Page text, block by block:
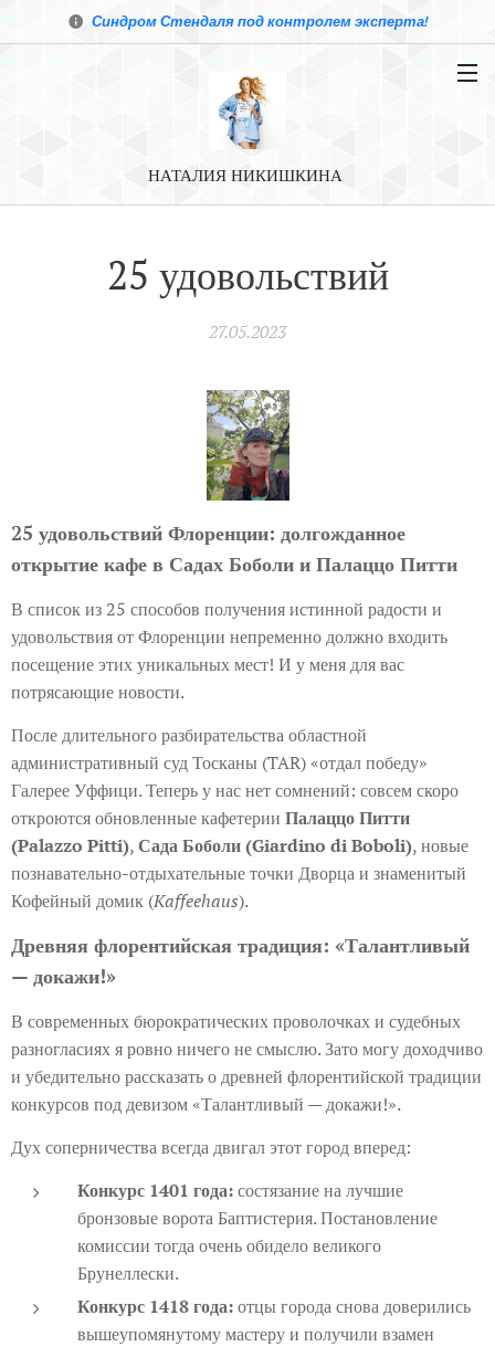
Синдром Стендаля под контролем эксперта!
НАТАЛИЯ НИКИШКИНА
25 удовольствий
27.05.2023
25 удовольствий Флоренции: долгожданное
открытие кафе в Садах Боболи и Палаццо Питти
В список из 25 способов получения истинной радости и
удовольствия от Флоренции непременно должно входить
посещение этих уникальных мест! И у меня для вас
потрясающие новости.
После длительного разбирательства областной
административный суд Тосканы (TAR) «отдал победу»
Галерее Уффици. Теперь у нас нет сомнений: совсем скоро
откроются обновленные кафетерии Палаццо Питти
(Palazzo Pitti),Сада Боболи (Giardino di Boboli), новые
познавательно-отдыхательные точки Дворца и знаменитый
Кофейный домик (Kaffeehaus).
Древняя флорентийская традиция: «Талантливый
— докажи!»
В современных бюрократических проволочках и судебных
разногласиях я ровно ничего не смыслю. Зато могу доходчиво
и убедительно рассказать о древней флорентийской традиции
конкурсов под девизом «Талантливый — докажи!».
Дух соперничества всегда двигал этот город вперед:
Конкурс 1401 года:состязание на лучшие
бронзовые ворота Баптистерия. Постановление
комиссии тогда очень обидело великого
Брунеллески.
Конкурс 1418 года:отцы города снова доверились
вышеупомянутому мастеру и получили взамен